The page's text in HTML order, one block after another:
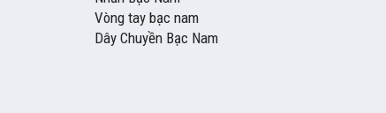
Vòng tay bạc nam
Dây Chuyền Bạc Nam